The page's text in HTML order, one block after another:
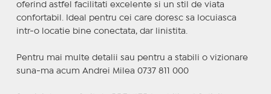
oferind astfel facilitati excelente si un stil de viata
confortabil. Ideal pentru cei care doresc sa locuiasca
intr-o locatie bine conectata, dar linistita.
Pentru mai multe detalii sau pentru a stabili o vizionare
suna-ma acum Andrei Milea 0737 811 000